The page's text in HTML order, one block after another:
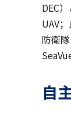
DEC
UAV
防衛
自